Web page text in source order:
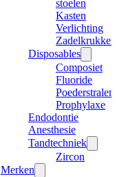
stoelen
Kasten
Verlichting
Zadelkrukken
Disposables
Composiet
Fluoride
Poederstraler
Prophylaxe
Endodontie
Anesthesie
Tandtechniek
Zircon
Merken